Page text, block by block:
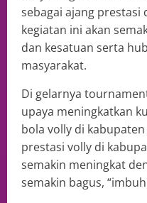
sebagai ajang
kegiatan ini akan
dan kesatuan serta
masyarakat.
Di gelarnya
upaya meningkatkan
bola volly di
prestasi volly di
semakin meningkat
semakin bagus,